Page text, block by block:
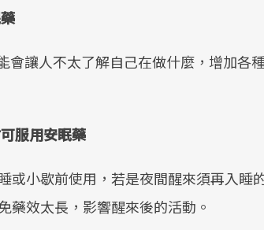
會讓人不太了解自己在做什麼，增加各
服用安眠藥
或小歇前使用，若是夜間醒來須再入睡
藥效太長，影響醒來後的活動。